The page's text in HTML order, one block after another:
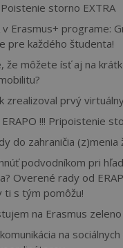
storno EXTRA
v Erasmus+ programe:
pre každého študenta!
že môžete ísť aj na
zrealizoval prvý
!!! Pripoistenie
do zahraničia (z)menia
podvodníkom pri
Overené rady od
ti s tým pomôžu!
na Erasmus zeleno
na